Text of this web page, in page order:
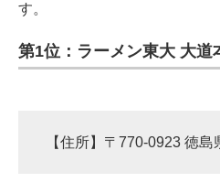
す。
第1位：ラーメン東大 大道
【住所】〒770-0923 徳